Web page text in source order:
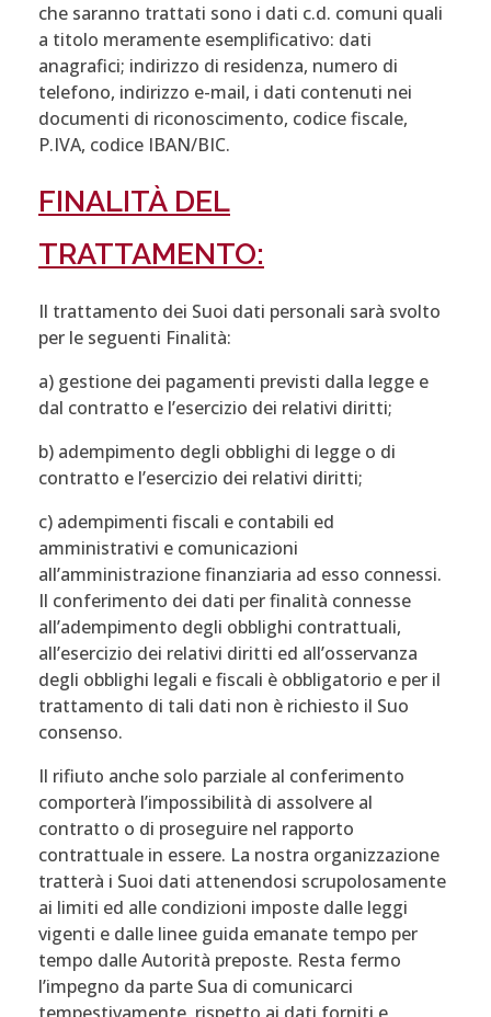
che saranno trattati sono i dati c.d. comuni quali
a titolo meramente esemplificativo: dati
anagrafici; indirizzo di residenza, numero di
telefono, indirizzo e-mail, i dati contenuti nei
documenti di riconoscimento, codice fiscale,
P.IVA, codice IBAN/BIC.
FINALITÀ DEL
TRATTAMENTO:
Il trattamento dei Suoi dati personali sarà svolto
per le seguenti Finalità:
a) gestione dei pagamenti previsti dalla legge e
dal contratto e l’esercizio dei relativi diritti;
b) adempimento degli obblighi di legge o di
contratto e l’esercizio dei relativi diritti;
c) adempimenti fiscali e contabili ed
amministrativi e comunicazioni
all’amministrazione finanziaria ad esso connessi.
Il conferimento dei dati per finalità connesse
all’adempimento degli obblighi contrattuali,
all’esercizio dei relativi diritti ed all’osservanza
degli obblighi legali e fiscali è obbligatorio e per il
trattamento di tali dati non è richiesto il Suo
consenso.
Il rifiuto anche solo parziale al conferimento
comporterà l’impossibilità di assolvere al
contratto o di proseguire nel rapporto
contrattuale in essere. La nostra organizzazione
tratterà i Suoi dati attenendosi scrupolosamente
ai limiti ed alle condizioni imposte dalle leggi
vigenti e dalle linee guida emanate tempo per
tempo dalle Autorità preposte. Resta fermo
l’impegno da parte Sua di comunicarci